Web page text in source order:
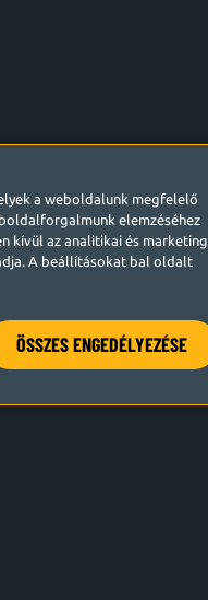
a weboldalunk megfelelő
elemzéséhez
kívül az analitikai és marketing
A beállításokat bal oldalt
ÖSSZES ENGEDÉLYEZÉSE